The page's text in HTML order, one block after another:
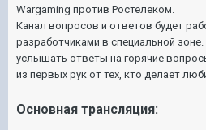
Wargaming против Ростелеком.
Канал вопросов и ответов будет
разработчиками в специальной
услышать ответы на горячие
из первых рук от тех, кто делает
Основная трансляция: